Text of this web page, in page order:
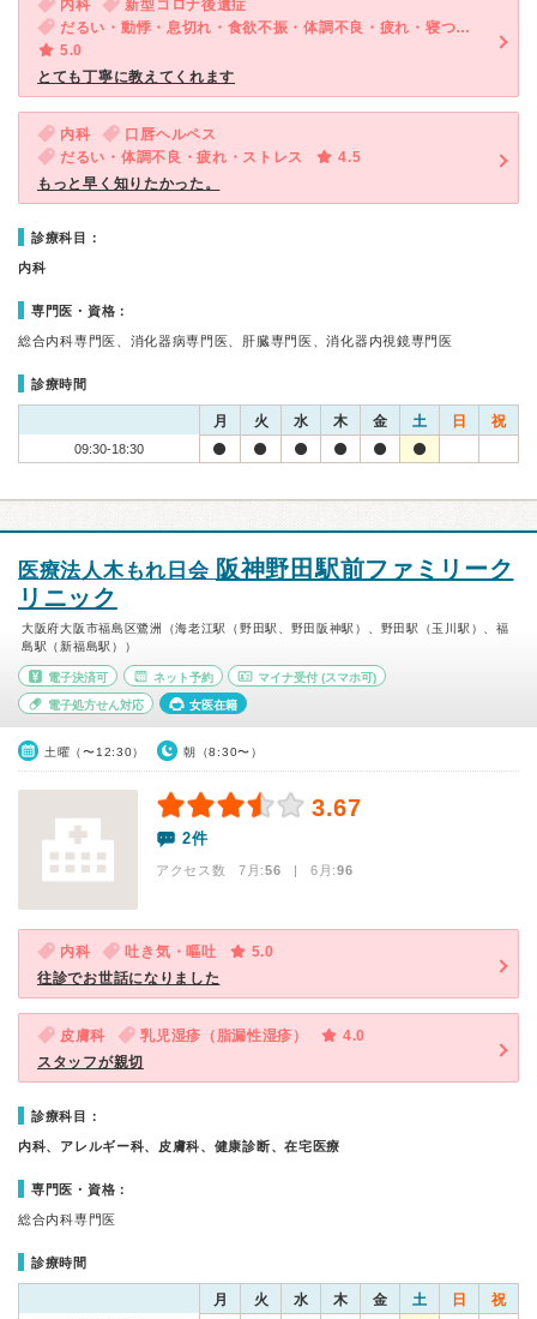
内科
新型コロナ後遺症
だるい・動悸・息切れ・食欲不振・体調不良・疲れ・寝つきが悪い・不眠・ストレス
5.0
とても丁寧に教えてくれます
内科
口唇ヘルペス
だるい・体調不良・疲れ・ストレス
4.5
もっと早く知りたかった。
診療科目：
内科
専門医・資格：
総合内科専門医、消化器病専門医、肝臓専門医、消化器内視鏡専門医
診療時間
月 火 水 木 金 土 日 祝
09:30-18:30
医療法人木もれ日会 阪神野田駅前ファミリーク
リニック
大阪府大阪市福島区鷺洲（海老江駅（野田駅、野田阪神駅）、野田駅（玉川駅）、福
島駅（新福島駅））
電子決済可 ネット予約 マイナ受付 (スマホ可)
電子処方せん対応 女医在籍
土曜（〜12:30） 朝（8:30〜）
3.67
2件
アクセス数 7月:56 | 6月:96
内科 吐き気・嘔吐
5.0
往診でお世話になりました
皮膚科 乳児湿疹（脂漏性湿疹）
4.0
スタッフが親切
診療科目：
内科、アレルギー科、皮膚科、健康診断、在宅医療
専門医・資格：
総合内科専門医
診療時間
月 火 水 木 金 土 日 祝